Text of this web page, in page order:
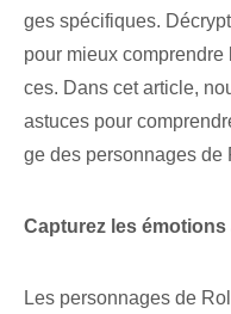
ges spécifiques.
pour mieux
ces. Dans cet article,
astuces pour
ge des personnages de
Capturez les
Les ‌personnages⁣ de